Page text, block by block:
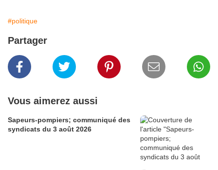
#politique
Partager
Vous aimerez aussi
Sapeurs-pompiers; communiqué des
syndicats du 3 août 2026